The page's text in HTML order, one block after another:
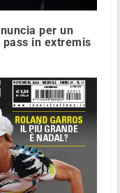
per un
in extremis